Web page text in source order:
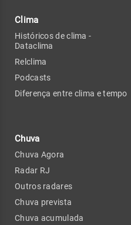
Clima
Históricos de clima -
Dataclima
Relclima
Podcasts
Diferença entre clima e tempo
Chuva
Chuva Agora
Radar RJ
Outros radares
Chuva prevista
Chuva acumulada